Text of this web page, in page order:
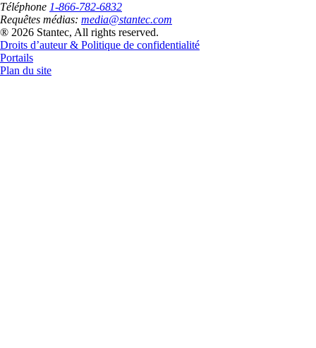
Téléphone 1-866-782-6832
Requêtes médias: media@stantec.com
® 2026 Stantec, All rights reserved.
Droits d’auteur & Politique de confidentialité
Portails
Plan du site